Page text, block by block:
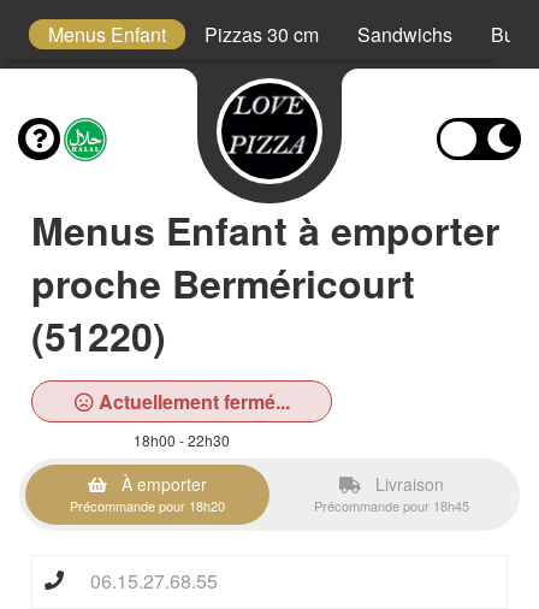
Menus Enfant Pizzas 30 cm Sandwichs
Menus Enfant à emporter
proche Berméricourt
(51220)
Actuellement fermé...
18h00 - 22h30
À emporter
Précommande pour 18h20
Livraison
Précommande pour 18h45
06.15.27.68.55